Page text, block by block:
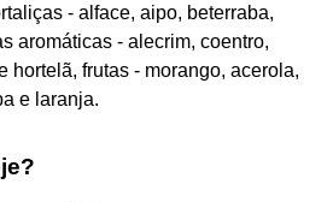
- alface, aipo, beterraba,
aromáticas - alecrim, coentro,
hortelã, frutas - morango, acerola,
e laranja.